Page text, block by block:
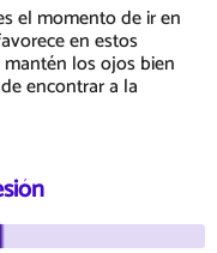
el momento de ir en
en estos
los ojos bien
encontrar a la